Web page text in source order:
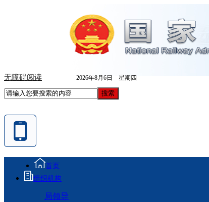
无障碍阅读 2026年8月6日 星期四
首页
组织机构
局领导